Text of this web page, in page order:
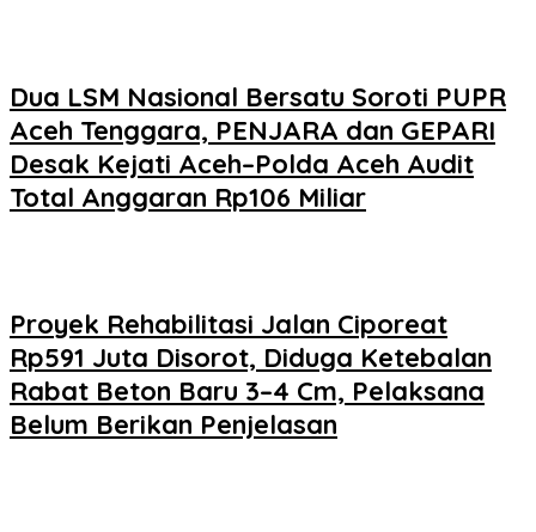
Dua LSM Nasional Bersatu Soroti PUPR
Aceh Tenggara, PENJARA dan GEPARI
Desak Kejati Aceh–Polda Aceh Audit
Total Anggaran Rp106 Miliar
Proyek Rehabilitasi Jalan Ciporeat
Rp591 Juta Disorot, Diduga Ketebalan
Rabat Beton Baru 3–4 Cm, Pelaksana
Belum Berikan Penjelasan